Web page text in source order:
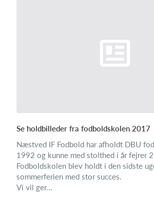
Se holdbilleder fra fodboldskolen 2017
Næstved IF Fodbold har afholdt DBU
1992 og kunne med stolthed i år fejrer
Fodboldskolen blev holdt i den sidste
sommerferien med stor succes.
Vi vil ger...